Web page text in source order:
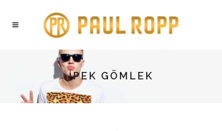
İPEK GÖMLEK